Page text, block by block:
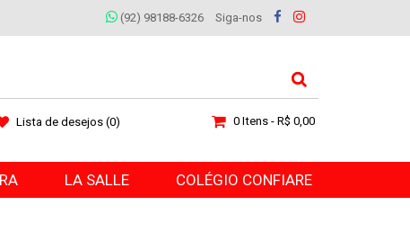
(92) 98188-6326 Siga-nos
Lista de desejos (0) 0 Itens - R$ 0,00
LA SALLE COLÉGIO CONFIARE